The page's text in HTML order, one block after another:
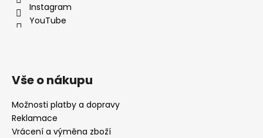
Instagram
YouTube
Vše o nákupu
Možnosti platby a dopravy
Reklamace
Vrácení a výměna zboží